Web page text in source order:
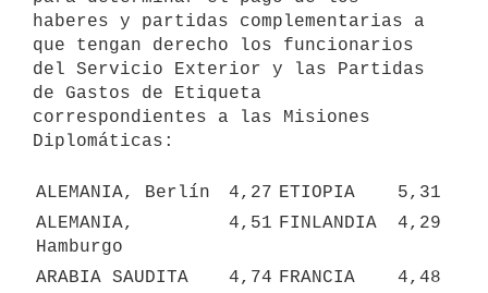
haberes y partidas complementarias a
que tengan derecho los funcionarios
del Servicio Exterior y las Partidas
de Gastos de Etiqueta
correspondientes a las Misiones
Diplomáticas:
ALEMANIA, Berlín 4,27 ETIOPIA
5,31
ALEMANIA,
Hamburgo
4,51 FINLANDIA 4,29
ARABIA SAUDITA 4,74 FRANCIA
4,48